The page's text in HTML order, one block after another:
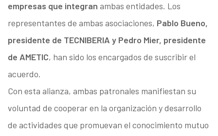
empresas que integran ambas entidades. Los
representantes de ambas asociaciones, Pablo Bueno,
presidente de TECNIBERIA y Pedro Mier, presidente
de AMETIC, han sido los encargados de suscribir el
acuerdo.
Con esta alianza, ambas patronales manifiestan su
voluntad de cooperar en la organización y desarrollo
de actividades que promuevan el conocimiento mutuo